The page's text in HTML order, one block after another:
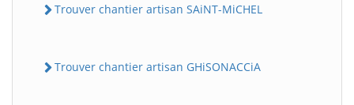
Trouver chantier artisan SAiNT-MiCHEL
Trouver chantier artisan GHiSONACCiA